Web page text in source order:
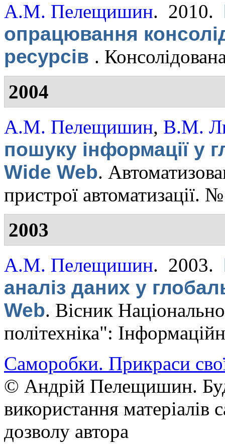
А.М. Пелещишин. 2010.
опрацювання
ресурсів .
2004
А.М. Пелещишин, В.М.
пошуку інформації у
Wide Web.
пристрої автоматизації.
2003
А.М. Пелещишин. 2003.
аналіз даних у
Web. Вісник
політехніка":
Саморобки. Прикраси
© Андрій Пелещишин.
використання матеріалів
дозволу автора